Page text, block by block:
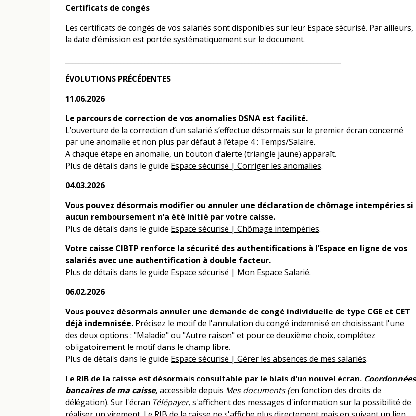
Certificats de congés
Les certificats de congés de vos salariés sont disponibles sur leur Espace sécurisé. Par ailleurs,
la date d’émission est portée systématiquement sur le document.
ÉVOLUTIONS PRÉCÉDENTES
11.06.2026
Le parcours de correction de vos anomalies DSNA est facilité.
L’ouverture de la correction d’un salarié s’effectue désormais sur le premier écran concerné
par une anomalie et non plus par défaut à l’étape 4 : Temps/Salaire.
A chaque étape en anomalie, un bouton d’alerte (triangle jaune) apparaît.
Plus de détails dans le guide Espace sécurisé | Corriger les anomalies.
04.03.2026
Vous pouvez désormais modifier ou annuler une déclaration de chômage intempéries si
aucun remboursement n’a été initié par votre caisse.
Plus de détails dans le guide Espace sécurisé | Chômage intempéries.
Votre caisse CIBTP renforce la sécurité des authentifications à l’Espace en ligne de vos
salariés avec une authentification à double facteur.
Plus de détails dans le guide Espace sécurisé | Mon Espace Salarié.
06.02.2026
Vous pouvez désormais annuler une demande de congé individuelle de type CGE et CET
déjà indemnisée. Précisez le motif de l'annulation du congé indemnisé en choisissant l'une
des deux options : "Maladie" ou "Autre raison" et pour ce deuxième choix, complétez
obligatoirement le motif dans le champ libre.
Plus de détails dans le guide Espace sécurisé | Gérer les absences de mes salariés.
Le RIB de la caisse est désormais consultable par le biais d'un nouvel écran. Coordonnées
bancaires de ma caisse, accessible depuis Mes documents (en fonction des droits de
délégation). Sur l'écran Télépayer, s'affichent des messages d'information sur la possibilité de